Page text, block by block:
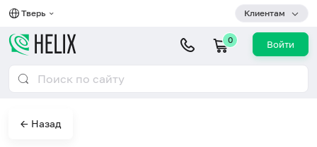
Тверь Клиентам
0 Войти
← Назад